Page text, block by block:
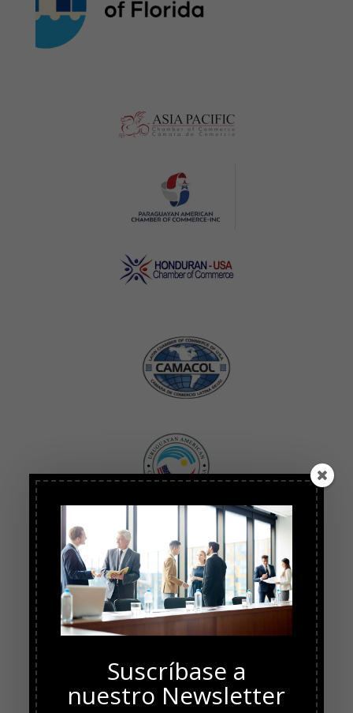
Suscríbase a
nuestro Newsletter